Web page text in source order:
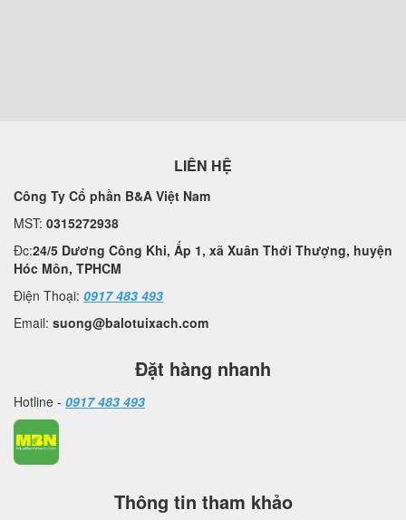
LIÊN HỆ
Công Ty Cổ phần B&A Việt Nam
MST: 0315272938
Đc:24/5 Dương Công Khi, Ấp 1, xã Xuân Thới Thượng, huyện
Hóc Môn, TPHCM
Điện Thoại: 0917 483 493
Email: suong@balotuixach.com
Đặt hàng nhanh
Hotline - 0917 483 493
Thông tin tham khảo